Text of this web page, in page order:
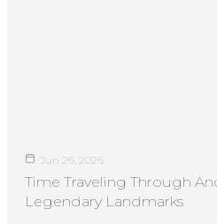
Jun 26, 2026
Time Traveling Through
Legendary Landmarks